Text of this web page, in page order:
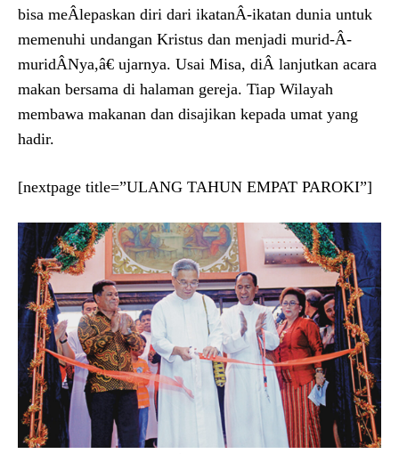
bisa meÂ­lepaskan diri dari ikatanÂ­-ikatan dunia untuk
memenuhi undangan Kristus dan menjadi murid-Â­
muridÂ­Nya,â€ ujarnya. Usai Misa, diÂ­ lanjutkan acara
makan bersama di halaman gereja. Tiap Wilayah
membawa makanan dan disajikan kepada umat yang
hadir.
[nextpage title=”ULANG TAHUN EMPAT PAROKI”]